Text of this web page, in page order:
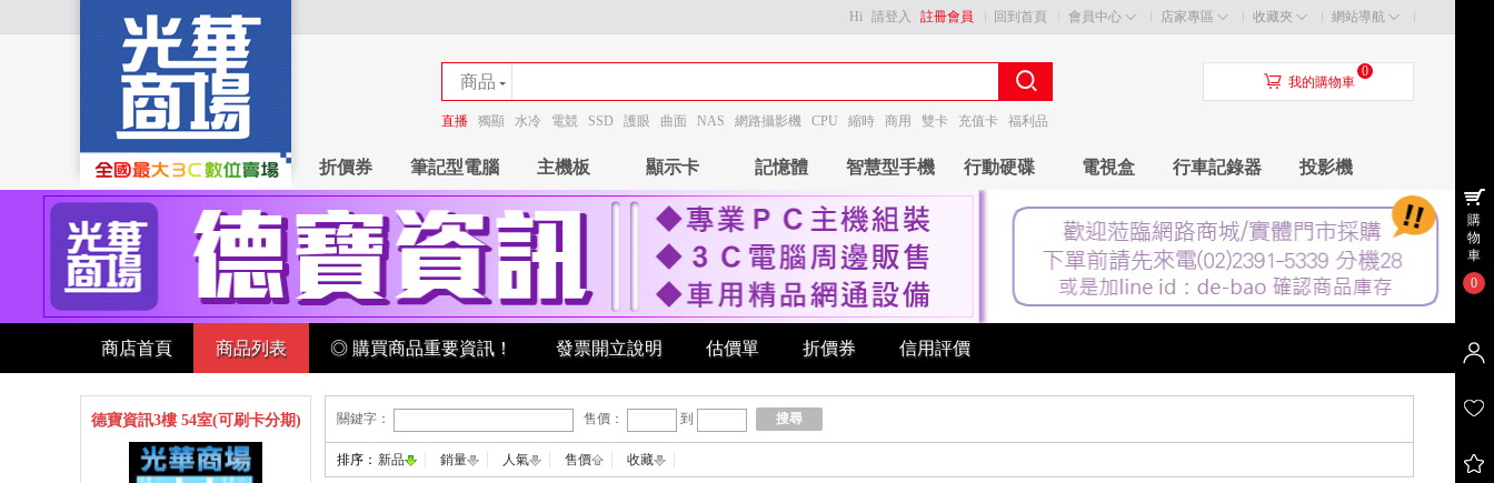
回到首頁 會員中心 店家專區 收藏夾 網站導航
Hi 請登入 註冊會員
商品
商店
直播 獨顯 水冷 電競 SSD 護眼 曲面 NAS 網路攝影機 CPU 縮時 商用 雙卡 充值卡 福利品
󰃦 我的購物車
0
折價券 筆記型電腦 主機板 顯示卡 記憶體 智慧型手機 行動硬碟 電視盒 行車記錄器 投影機
商店首頁 商品列表 ◎ 購買商品重要資訊！ 發票開立說明 估價單 折價券 信用評價
德寶資訊3樓 54室(可刷卡分期) 關鍵字： 售價： 到 搜尋
排序： 新品 銷量 人氣 售價 收藏
購
物
車
0